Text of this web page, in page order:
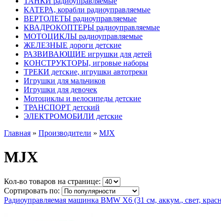
КАТЕРА, корабли радиоуправляемые
ВЕРТОЛЕТЫ радиоуправляемые
КВАДРОКОПТЕРЫ радиоуправляемые
МОТОЦИКЛЫ радиоуправляемые
ЖЕЛЕЗНЫЕ дороги детские
РАЗВИВАЮЩИЕ игрушки для детей
КОНСТРУКТОРЫ, игровые наборы
ТРЕКИ детские, игрушки автотреки
Игрушки для мальчиков
Игрушки для девочек
Мотоциклы и велосипеды детские
ТРАНСПОРТ детский
ЭЛЕКТРОМОБИЛИ детские
Главная » Производители » MJX
MJX
Кол-во товаров на странице:
Сортировать по:
Радиоуправляемая машинка BMW X6 (31 см, аккум., свет,